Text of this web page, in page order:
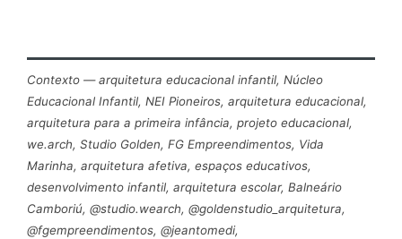
Contexto — arquitetura educacional infantil, Núcleo
Educacional Infantil, NEI Pioneiros, arquitetura educacional,
arquitetura para a primeira infância, projeto educacional,
we.arch, Studio Golden, FG Empreendimentos, Vida
Marinha, arquitetura afetiva, espaços educativos,
desenvolvimento infantil, arquitetura escolar, Balneário
Camboriú, @studio.wearch, @goldenstudio_arquitetura,
@fgempreendimentos, @jeantomedi,